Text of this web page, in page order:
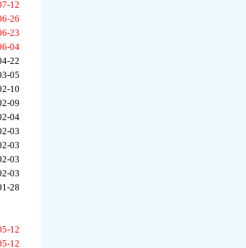
12
26
23
04
22
05
10
09
04
03
03
03
03
28
12
12